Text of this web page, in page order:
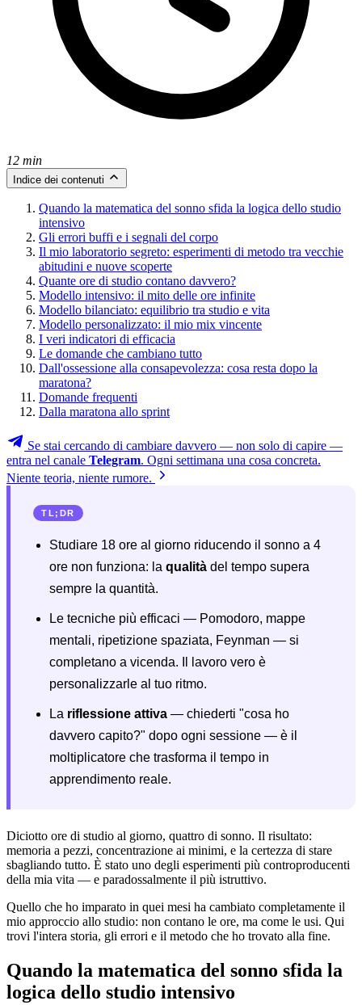
12 min
Indice dei contenuti
Quando la matematica del sonno sfida la logica dello studio
intensivo
Gli errori buffi e i segnali del corpo
Il mio laboratorio segreto: esperimenti di metodo tra vecchie
abitudini e nuove scoperte
Quante ore di studio contano davvero?
Modello intensivo: il mito delle ore infinite
Modello bilanciato: equilibrio tra studio e vita
Modello personalizzato: il mio mix vincente
I veri indicatori di efficacia
Le domande che cambiano tutto
Dall'ossessione alla consapevolezza: cosa resta dopo la
maratona?
Domande frequenti
Dalla maratona allo sprint
Se stai cercando di cambiare davvero — non solo di capire —
entra nel canale Telegram. Ogni settimana una cosa concreta.
Niente teoria, niente rumore.
TL;DR
Studiare 18 ore al giorno riducendo il sonno a 4
ore non funziona: la qualità del tempo supera
sempre la quantità.
Le tecniche più efficaci — Pomodoro, mappe
mentali, ripetizione spaziata, Feynman — si
completano a vicenda. Il lavoro vero è
personalizzarle al tuo ritmo.
La riflessione attiva — chiederti "cosa ho
davvero capito?" dopo ogni sessione — è il
moltiplicatore che trasforma il tempo in
apprendimento reale.
Diciotto ore di studio al giorno, quattro di sonno. Il risultato:
memoria a pezzi, concentrazione ai minimi, e la certezza di stare
sbagliando tutto. È stato uno degli esperimenti più controproducenti
della mia vita — e paradossalmente il più istruttivo.
Quello che ho imparato in quei mesi ha cambiato completamente il
mio approccio allo studio: non contano le ore, ma come le usi. Qui
trovi l'intera storia, gli errori e il metodo che ho trovato alla fine.
Quando la matematica del sonno sfida la
logica dello studio intensivo